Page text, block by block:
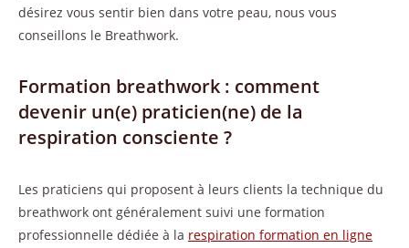
désirez vous sentir bien dans votre peau, nous vous
conseillons le Breathwork.
Formation breathwork : comment
devenir un(e) praticien(ne) de la
respiration consciente ?
Les praticiens qui proposent à leurs clients la technique du
breathwork ont généralement suivi une formation
professionnelle dédiée à la respiration formation en ligne